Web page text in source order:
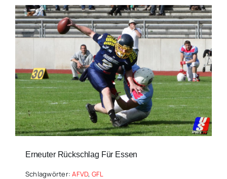
Erneuter Rückschlag Für Essen
Schlagwörter:AFVD, GFL